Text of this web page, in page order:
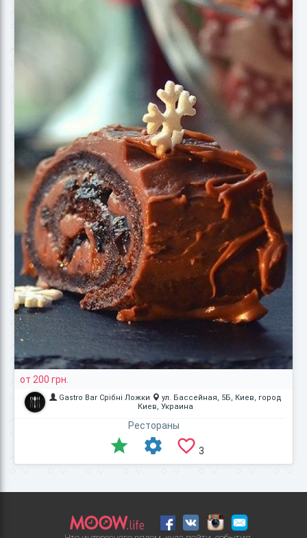
от 200 грн.
Gastro Bar Срібні Ложки
ул. Бассейная, 5Б, Киев, город
Киев, Украина
Рестораны
3